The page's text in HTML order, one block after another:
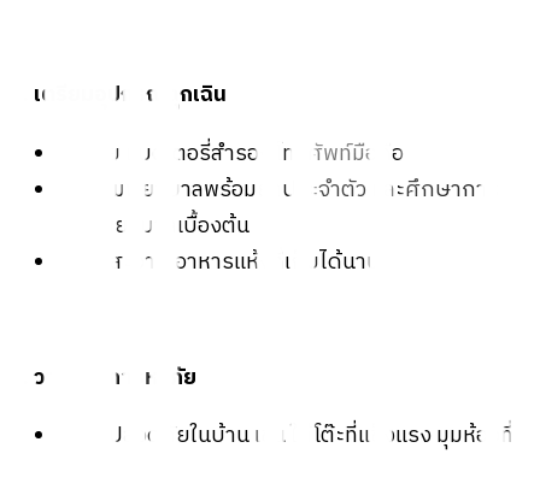
2. เตรียมอุปกรณ์ฉุกเฉิน
ไฟฉาย แบตเตอรี่สำรอง โทรศัพท์มือถือ
ชุดปฐมพยาบาลพร้อมยาประจำตัว และศึกษาการ
ปฐมพยาบาลเบื้องต้น
น้ำดื่มสะอาด อาหารแห้งที่เก็บได้นาน
3. วางแผนการหนีภัย
หาจุดปลอดภัยในบ้าน เช่น ใต้โต๊ะที่แข็งแรง มุมห้องที่